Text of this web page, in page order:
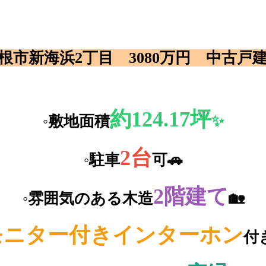
市新海浜2丁目 3080万円 中古戸
◦敷地面積約124.17坪✨
◦駐車2台可🚗
◦雰囲気のある木造2階建て🏡
ター付きインターホン付